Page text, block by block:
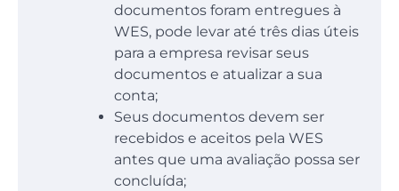
documentos foram entregues à
WES, pode levar até três dias úteis
para a empresa revisar seus
documentos e atualizar a sua
conta;
Seus documentos devem ser
recebidos e aceitos pela WES
antes que uma avaliação possa ser
concluída;